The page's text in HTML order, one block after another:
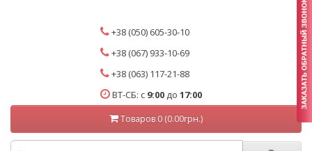
+38 (050) 605-30-10
+38 (067) 933-10-69
+38 (063) 117-21-88
ВТ-СБ: с 9:00 до 17:00
Товаров 0 (0.00грн.)